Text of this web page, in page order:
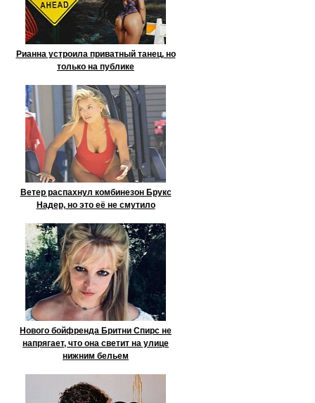
Рианна устроила приватный танец, но
только на публике
Ветер распахнул комбинезон Брукс
Надер, но это её не смутило
Нового бойфренда Бритни Спирс не
напрягает, что она светит на улице
нижним бельем